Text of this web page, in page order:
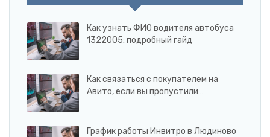
Как узнать ФИО водителя автобуса
1322005: подробный гайд
Как связаться с покупателем на
Авито, если вы пропустили…
График работы Инвитро в Людиново